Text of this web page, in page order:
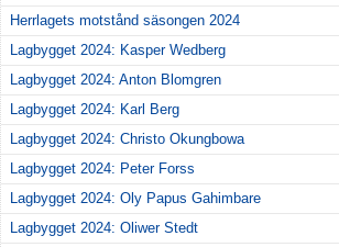
Herrlagets motstånd säsongen 2024
Lagbygget 2024: Kasper Wedberg
Lagbygget 2024: Anton Blomgren
Lagbygget 2024: Karl Berg
Lagbygget 2024: Christo Okungbowa
Lagbygget 2024: Peter Forss
Lagbygget 2024: Oly Papus Gahimbare
Lagbygget 2024: Oliwer Stedt